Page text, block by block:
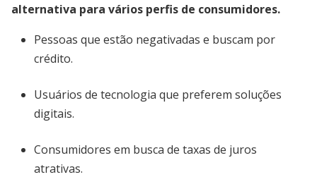
alternativa para vários perfis de consumidores.
Pessoas que estão negativadas e buscam por
crédito.
Usuários de tecnologia que preferem soluções
digitais.
Consumidores em busca de taxas de juros
atrativas.